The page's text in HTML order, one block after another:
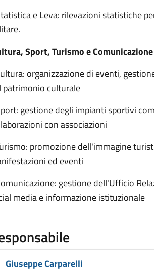
e Leva: rilevazioni statistiche
Sport, Turismo e
organizzazione di eventi,
patrimonio culturale
gestione degli impianti sportivi
con associazioni
promozione dell'immagine
ed eventi
gestione dell'Ufficio
media e informazione istituzionale
Giuseppe Carparelli